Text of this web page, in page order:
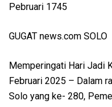
Pebruari 1745
GUGAT news.com SOLO
Memperingati Hari Jadi
Februari 2025 – Dalam
Solo yang ke- 280,